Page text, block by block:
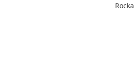
Rocka